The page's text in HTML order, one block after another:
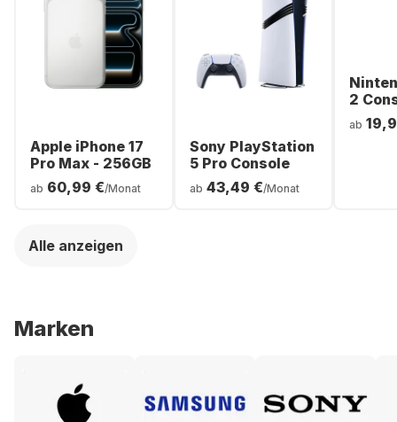
Apple iPhone 17
Pro Max - 256GB
ab 60,99 €/Monat
Sony PlayStation
5 Pro Console
ab 43,49 €/Monat
2
ab
Alle anzeigen
Marken